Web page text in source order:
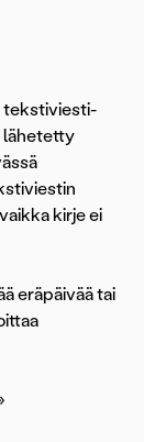
tekstiviesti-
lähetetty
kirje ei
eräpäivää tai